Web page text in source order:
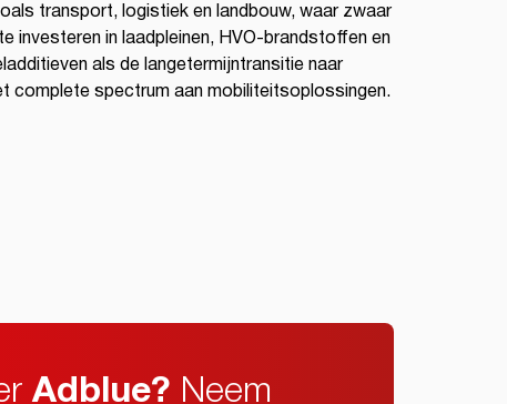
transport, logistiek en landbouw, waar zwaar
investeren in laadpleinen, HVO-brandstoffen en
als de langetermijntransitie naar
complete spectrum aan mobiliteitsoplossingen.
Adblue? Neem